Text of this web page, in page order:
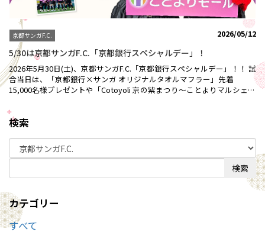
京都サンガF.C. 2026/05/12
5/30は京都サンガF.C.「京都銀行スペシャルデー」！
2026年5月30日(土)、京都サンガF.C.「京都銀行スペシャルデー」！！ 試
合当日は、「京都銀行×サンガ オリジナルタオルマフラー」先着
15,000名様プレゼントや「Cotoyoli 京の紫まつり～ことよりマルシェ
の皆さまが楽しんでいただけるスペシャルデーイベントを多数ご用意し
てホームゲームを盛り上げます！⚽「Cotoyoli 京の紫まつり ～ことよ
を取り揃えた特設ブース「Cotoyoli 京の紫まつり ～ことよりモールマ
ルシェ～」を開催！お買い上げいただいた方を対象に、選手直筆サイン
入りの「百年構想リーグ公式試合球」や胸に京都銀行のロゴの入った
「公式戦ウォーミングアップシャツ」などを抽選で、合計36名様にプレ
ゼントいたします！●景品１等：公式試合球 1名２等：公式戦ウォーミ
ングアップシャツ 2名３等：ベーシックＴシャツ 3名４等：ポストカー
ド 30名参加賞：オリジナルシール⚽ハーフタイム抽選会⚽一緒に京都
サンガF.C.を熱く盛り上げましょう！皆さまのご来場を心より、お待ち
しております！
検索
検索
カテゴリー
すべて